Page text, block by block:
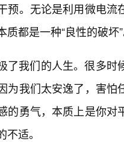
预。无论是利用微电
质都是一种“良性的破坏
了我们的人生。很多时
为我们太安逸了，害
的勇气，本质上是你
适。